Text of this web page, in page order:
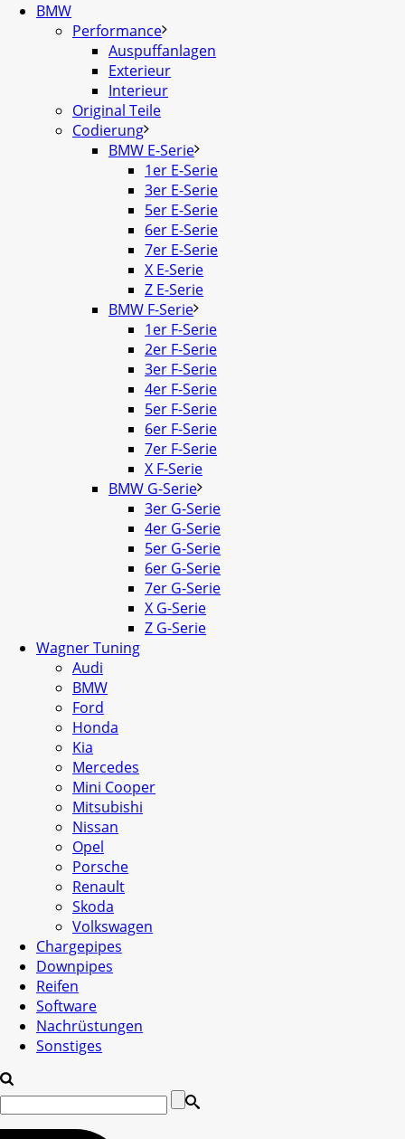
BMW
Performance
Auspuffanlagen
Exterieur
Interieur
Original Teile
Codierung
BMW E-Serie
1er E-Serie
3er E-Serie
5er E-Serie
6er E-Serie
7er E-Serie
X E-Serie
Z E-Serie
BMW F-Serie
1er F-Serie
2er F-Serie
3er F-Serie
4er F-Serie
5er F-Serie
6er F-Serie
7er F-Serie
X F-Serie
BMW G-Serie
3er G-Serie
4er G-Serie
5er G-Serie
6er G-Serie
7er G-Serie
X G-Serie
Z G-Serie
Wagner Tuning
Audi
BMW
Ford
Honda
Kia
Mercedes
Mini Cooper
Mitsubishi
Nissan
Opel
Porsche
Renault
Skoda
Volkswagen
Chargepipes
Downpipes
Reifen
Software
Nachrüstungen
Sonstiges